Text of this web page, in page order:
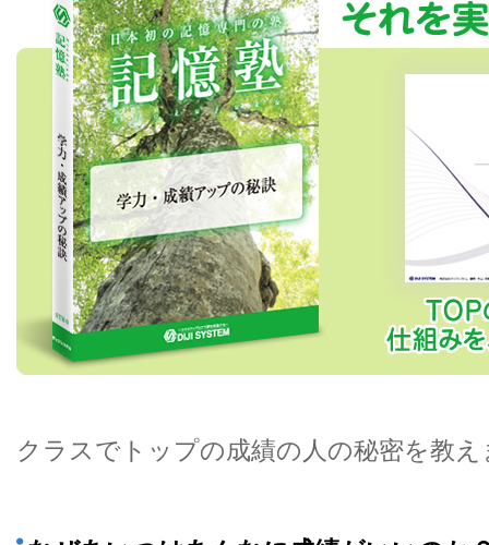
クラスでトップの成績の人の秘密を教え